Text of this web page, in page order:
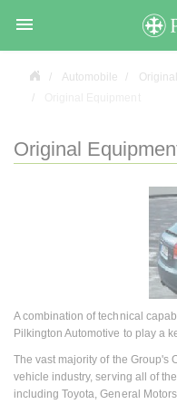

Automobile
Original
A combination of technical
Pilkington Automotive to play a
The vast majority of the Group's
vehicle industry, serving all of
including Toyota, General